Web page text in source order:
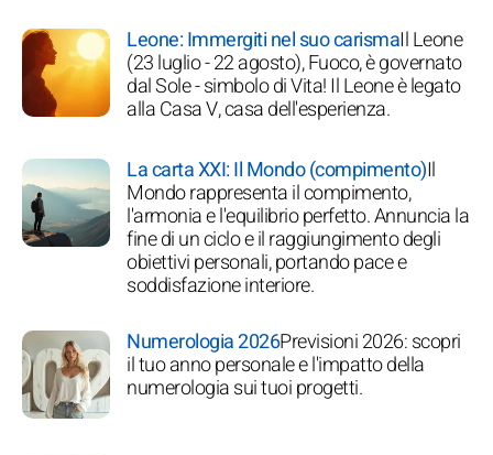
Leone: Immergiti nel suo carismaIl Leone
(23 luglio - 22 agosto), Fuoco, è governato
dal Sole - simbolo di Vita! Il Leone è legato
alla Casa V, casa dell'esperienza.
La carta XXI: Il Mondo (compimento)Il
Mondo rappresenta il compimento,
l'armonia e l'equilibrio perfetto. Annuncia la
fine di un ciclo e il raggiungimento degli
obiettivi personali, portando pace e
soddisfazione interiore.
Numerologia 2026Previsioni 2026: scopri
il tuo anno personale e l'impatto della
numerologia sui tuoi progetti.